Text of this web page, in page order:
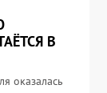
В
оказалась